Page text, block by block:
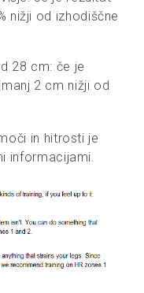
nižji od izhodiščne
28 cm: če je
2 cm nižji od
in hitrosti je
informacijami.